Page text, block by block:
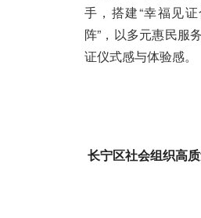
手，搭建“幸福见
阵”，以多元惠民服
证仪式感与体验感。
长宁区社会组织高